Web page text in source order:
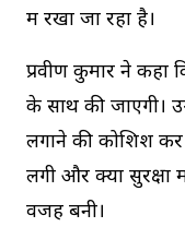
में रखा जा रहा है।
प्रवीण कुमार ने कहा
के साथ की जाएगी।
लगाने की कोशिश कर
लगी और क्या सुरक्षा
वजह बनी।